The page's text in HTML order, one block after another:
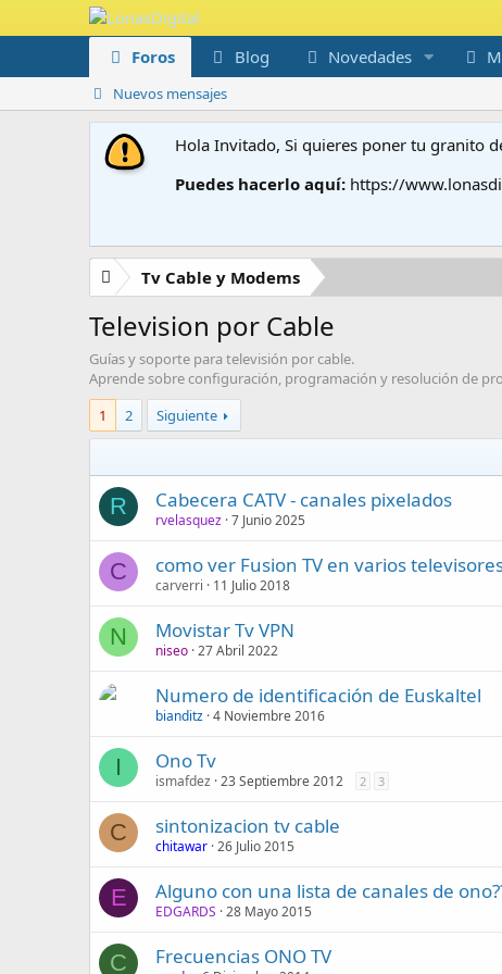
Foros Blog Novedades
Nuevos mensajes
Hola Invitado, Si quieres poner tu granito
Puedes hacerlo aquí: https://
Tv Cable y Modems
Television por Cable
Guías y soporte para televisión por cable.
Aprende sobre configuración, programación y resolución de
1
2 Siguiente
R Cabecera CATV - canales pixelados
rvelasquez 7 Junio 2025
C como ver Fusion TV en varios
carverri 11 Julio 2018
N Movistar Tv VPN
niseo 27 Abril 2022
Numero de identificación de Euskaltel
bianditz 4 Noviembre 2016
I Ono Tv
ismafdez 23 Septiembre 2012 2 3
C sintonizacion tv cable
chitawar 26 Julio 2015
E Alguno con una lista de canales de
EDGARDS 28 Mayo 2015
C Frecuencias ONO TV